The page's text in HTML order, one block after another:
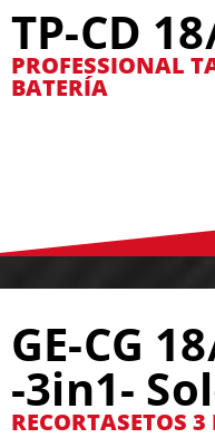
TP-CD
PROFESSIONAL
BATERÍA
GE-CG
-3in1-
RECORTASETOS